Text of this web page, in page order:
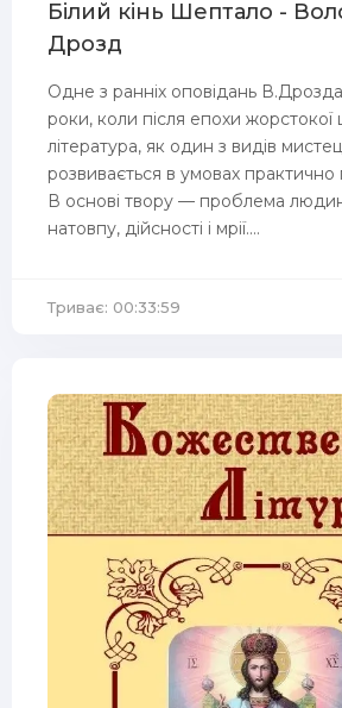
Білий кінь Шептало -
Дрозд
Одне з ранніх оповідань
роки, коли після епохи жорстокої
література, як один з видів
розвивається в умовах
В основі твору — проблема
натовпу, дійсності і мрії....
Триває: 00:33:59